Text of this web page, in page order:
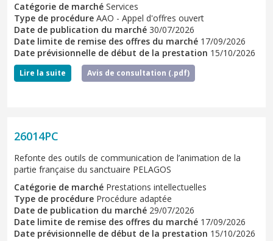
Catégorie de marché Services
Type de procédure AAO - Appel d'offres ouvert
Date de publication du marché 30/07/2026
Date limite de remise des offres du marché 17/09/2026
Date prévisionnelle de début de la prestation 15/10/2026
Lire la suite Avis de consultation (.pdf)
26014PC
Refonte des outils de communication de l’animation de la
partie française du sanctuaire PELAGOS
Catégorie de marché Prestations intellectuelles
Type de procédure Procédure adaptée
Date de publication du marché 29/07/2026
Date limite de remise des offres du marché 17/09/2026
Date prévisionnelle de début de la prestation 15/10/2026